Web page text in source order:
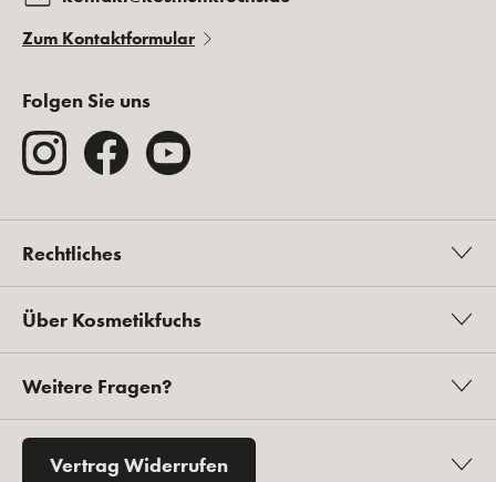
Zum Kontaktformular
Folgen Sie uns
Rechtliches
Über Kosmetikfuchs
Weitere Fragen?
Vertrag Widerrufen